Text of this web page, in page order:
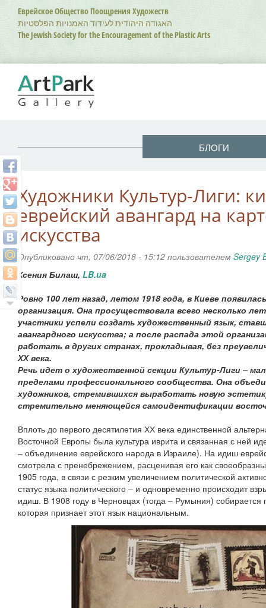
Перейти
основному
содержанию
Еврейское Общество Поощрения Художеств
האגודה היהודית לעידוד האמנויות הפלסטיות
The Jewish Society for the Encouragement of the Plastic Arts
БЛОГИ
Художники Культур-Лиги:
еврейский авангард на
искусства
Опубликовано чт, 07/06/2018 - 15:12 пользователем Sergey
Ксения Билаш, LB.ua
Ровно 100 лет назад, летом 1918 года, в Киеве
организация. Она просуществовала всего несколько
участники успели создать художественный язык,
авангардного искусства; а после распада этой
работать в других странах, прокладывая, без
ХХ века.
Речь идет о художественной секции Культур-Лиги –
пределами профессионального сообщества. Она
художников, стремившихся выработать новую
стремительно меняющейся самоидентификации
Вплоть до первого десятилетия ХХ века единственной
Восточной Европы была культура иврита и связанная с ней
– объединение еврейского народа в Израиле). На идиш
смотрела с пренебрежением, расценивая его как
1905 года, в связи с резким увеличением политической
статус языка политического – и одновременно происходит
идиш. В 1908 году в Черновцах (тогда – Румыния)
которая признает этот язык национальным.